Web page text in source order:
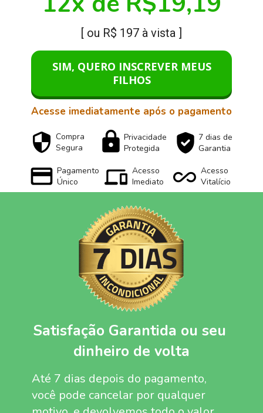
SIM, QUERO INSCREVER MEUS
FILHOS
[ ou R$ 197 à vista ]
Acesso
Imediato
Compra
Segura
Privacidade
Protegida
Acesso
Vitalício
7 dias de
Garantia
Pagamento
Único
Acesse imediatamente após o pagamento
Até 7 dias depois do pagamento,
você pode cancelar por qualquer
Satisfação Garantida ou seu
dinheiro de volta